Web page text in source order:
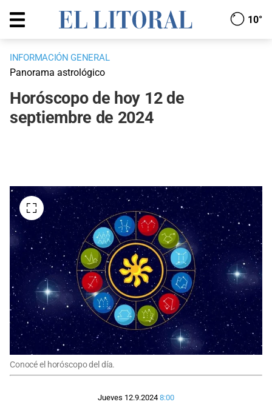
10°
INFORMACIÓN GENERAL
Panorama astrológico
Horóscopo de hoy 12 de
septiembre de 2024
Conocé el horóscopo del día.
Jueves 12.9.2024 8:00